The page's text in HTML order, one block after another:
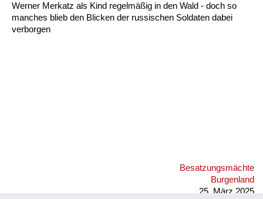
Werner Merkatz als Kind regelmäßig in den Wald - doch so
manches blieb den Blicken der russischen Soldaten dabei
verborgen
Besatzungsmächte
Burgenland
25. März 2025